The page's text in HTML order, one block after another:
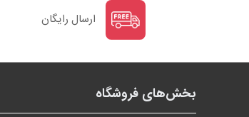
ارسال رایگان
بخش‌های فروشگاه